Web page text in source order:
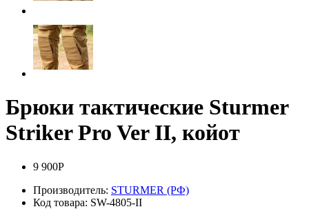
Брюки тактические Sturmer
Striker Pro Ver II, койот
9 900Р
Производитель: STURMER (РФ)
Код товара: SW-4805-II